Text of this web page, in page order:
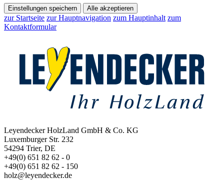
Einstellungen speichern Alle akzeptieren
zur Startseite zur Hauptnavigation zum Hauptinhalt zum
Kontaktformular
Leyendecker HolzLand GmbH & Co. KG
Luxemburger Str. 232
54294 Trier, DE
+49(0) 651 82 62 - 0
+49(0) 651 82 62 - 150
holz@leyendecker.de